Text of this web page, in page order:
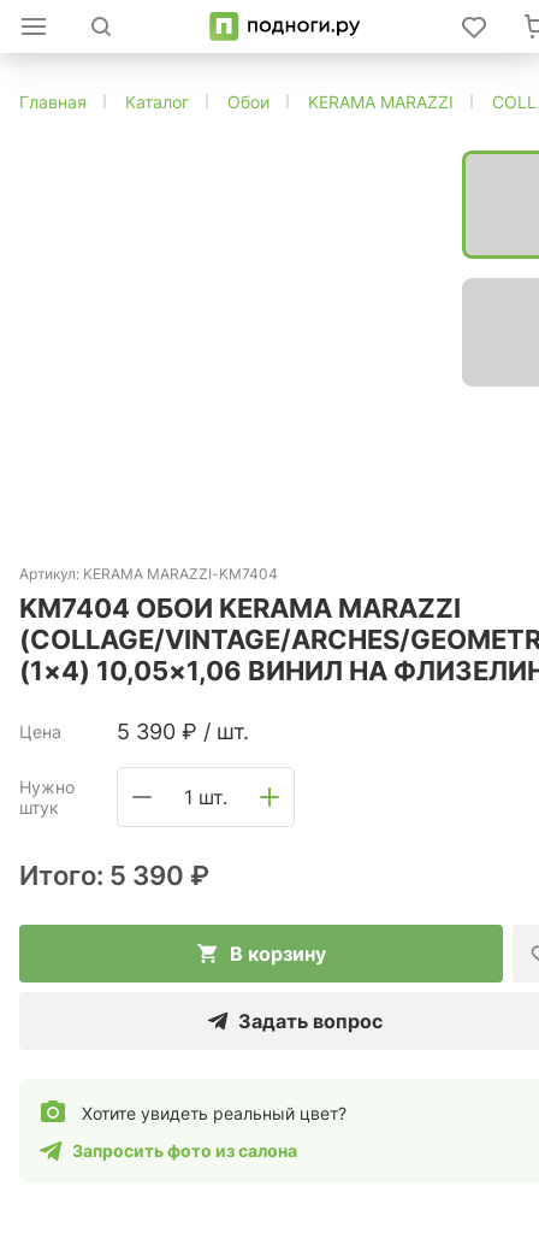
Главная Каталог Обои KERAMA MARAZZI
Артикул: KERAMA MARAZZI-KM7404
KM7404 ОБОИ KERAMA MARAZZI
(COLLAGE/VINTAGE/ARCHES/
(1×4) 10,05×1,06 ВИНИЛ НА
Цена 5 390 ₽ / шт.
Нужно
штук
1 шт.
Итого: 5 390 ₽
В корзину
Задать вопрос
Хотите увидеть реальный цвет?
Запросить фото из салона